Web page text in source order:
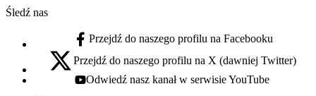
Śledź nas
facebook - otwiera się w nowej karcie
Przejdź do naszego profilu na Facebooku
x - otwiera się w nowej karcie
Przejdź do naszego profilu na X (dawniej Twitter)
youtube - otwiera się w nowej karcie
Odwiedź nasz kanał w serwisie YouTube